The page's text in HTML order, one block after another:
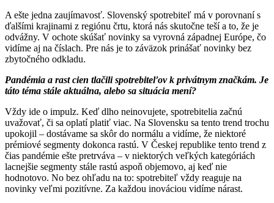
A ešte jedna zaujímavosť. Slovenský spotrebiteľ má v porovnaní s
ďalšími krajinami z regiónu črtu, ktorá nás skutočne teší a to, že je
odvážny. V ochote skúšať novinky sa vyrovná západnej Európe, čo
vidíme aj na číslach. Pre nás je to záväzok prinášať novinky bez
zbytočného odkladu.
Pandémia a rast cien tlačili spotrebiteľov k privátnym značkám. Je
táto téma stále aktuálna, alebo sa situácia mení?
Vždy ide o impulz. Keď dlho neinovujete, spotrebitelia začnú
uvažovať, či sa oplatí platiť viac. Na Slovensku sa tento trend trochu
upokojil – dostávame sa skôr do normálu a vidíme, že niektoré
prémiové segmenty dokonca rastú. V Českej republike tento trend z
čias pandémie ešte pretrváva – v niektorých veľkých kategóriách
lacnejšie segmenty stále rastú aspoň objemovo, aj keď nie
hodnotovo. No bez ohľadu na to: spotrebiteľ vždy reaguje na
novinky veľmi pozitívne. Za každou inováciou vidíme nárast.